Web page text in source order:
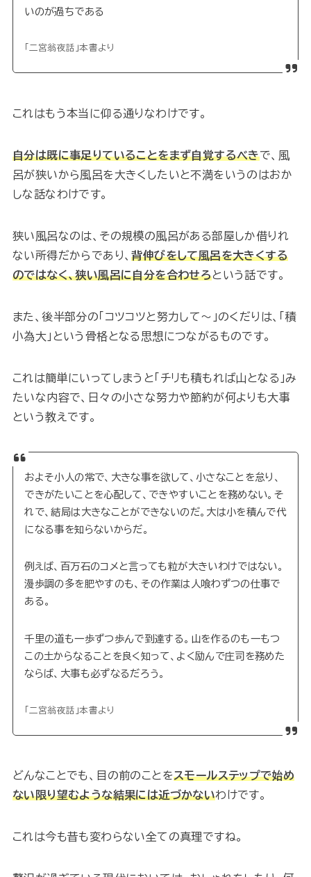
いのが過ちである
「二宮翁夜話」本書より
これはもう本当に仰る通りなわけです。
自分は既に事足りていることをまず自覚するべきで、風
呂が狭いから風呂を大きくしたいと不満をいうのはおか
しな話なわけです。
狭い風呂なのは、その規模の風呂がある部屋しか借りれ
ない所得だからであり、背伸びをして風呂を大きくする
のではなく、狭い風呂に自分を合わせろという話です。
また、後半部分の「コツコツと努力して～」のくだりは、「積
小為大」という骨格となる思想につながるものです。
これは簡単にいってしまうと「チリも積もれば山となる」み
たいな内容で、日々の小さな努力や節約が何よりも大事
という教えです。
およそ小人の常で、大きな事を欲して、小さなことを怠り、
できがたいことを心配して、できやすいことを務めない。そ
れで、結局は大きなことができないのだ。大は小を積んで代
になる事を知らないからだ。
例えば、百万石のコメと言っても粒が大きいわけではない。
漫歩調の多を肥やすのも、その作業は人喰わずつの仕事で
ある。
千里の道も一歩ずつ歩んで到達する。山を作るのも一もつ
この土からなることを良く知って、よく励んで庄司を務めた
ならば、大事も必ずなるだろう。
「二宮翁夜話」本書より
どんなことでも、目の前のことをスモールステップで始め
ない限り望むような結果には近づかないわけです。
これは今も昔も変わらない全ての真理ですね。